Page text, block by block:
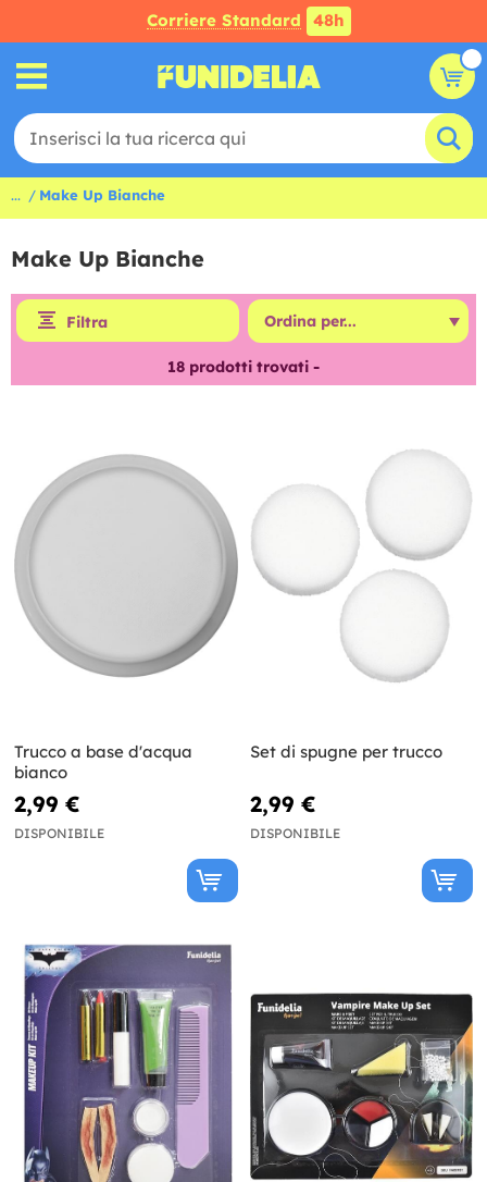
Corriere Standard 48h
... Make Up Bianche
Make Up Bianche
Filtra
18 prodotti trovati -
Trucco a base d'acqua
bianco
2,99 €
DISPONIBILE
Set di spugne per trucco
2,99 €
DISPONIBILE